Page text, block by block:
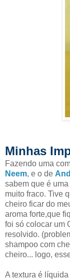
Minhas
Fazendo uma
Neem, e o de
sabem que é
muito fraco. Tive
cheiro ficar do
aroma forte,que
foi só colocar um
resolvido.
shampoo com
cheiro... logo,
A textura é